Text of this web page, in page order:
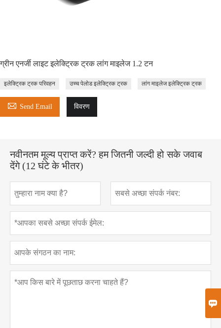
ग्रीन एनर्जी लाइट इलेक्ट्रिक ट्रक लांग माइलेज 1.2 टन
इलेक्ट्रिक ट्रक परिवहन उच्च पेलोड इलेक्ट्रिक ट्रक लांग माइलेज इलेक्ट्रिक ट्रक
 Send Email विवरण
नवीनतम मूल्य प्राप्त करें? हम जितनी जल्दी हो सके जवाब
देंगे (12 घंटे के भीतर)
